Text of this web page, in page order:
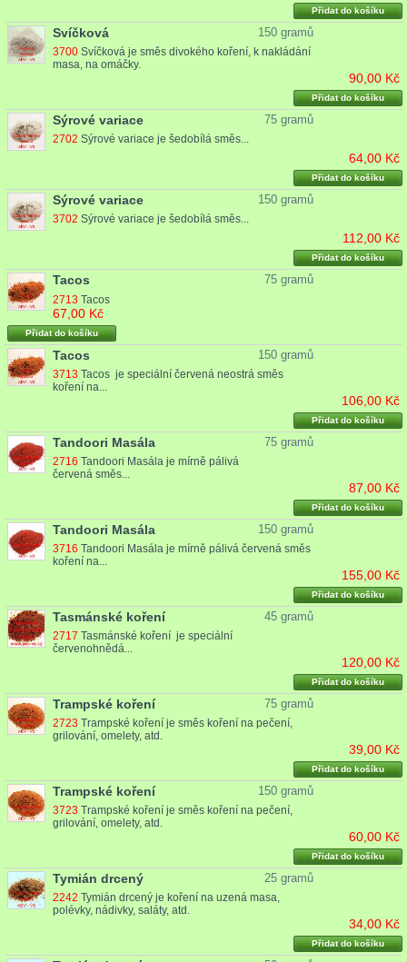
Přidat do košíku
Svíčková 150 gramů
3700 Svíčková je směs divokého koření, k nakládání
masa, na omáčky.
90,00 Kč
Přidat do košíku
Sýrové variace 75 gramů
2702 Sýrové variace je šedobílá směs...
64,00 Kč
Přidat do košíku
Sýrové variace 150 gramů
3702 Sýrové variace je šedobílá směs...
112,00 Kč
Přidat do košíku
Tacos 75 gramů
2713 Tacos
67,00 Kč
Přidat do košíku
Tacos 150 gramů
3713 Tacos je speciální červená neostrá směs
koření na...
106,00 Kč
Přidat do košíku
Tandoori Masála 75 gramů
2716 Tandoori Masála je mírně pálivá
červená směs...
87,00 Kč
Přidat do košíku
Tandoori Masála 150 gramů
3716 Tandoori Masála je mírně pálivá červená směs
koření na...
155,00 Kč
Přidat do košíku
Tasmánské koření 45 gramů
2717 Tasmánské koření je speciální
červenohnědá...
120,00 Kč
Přidat do košíku
Trampské koření 75 gramů
2723 Trampské koření je směs koření na pečení,
grilování, omelety, atd.
39,00 Kč
Přidat do košíku
Trampské koření 150 gramů
3723 Trampské koření je směs koření na pečení,
grilování, omelety, atd.
60,00 Kč
Přidat do košíku
Tymián drcený 25 gramů
2242 Tymián drcený je koření na uzená masa,
polévky, nádivky, saláty, atd.
34,00 Kč
Přidat do košíku